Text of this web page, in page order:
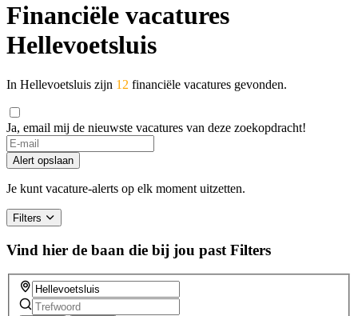
Financiële vacatures
Hellevoetsluis
In Hellevoetsluis zijn 12 financiële vacatures gevonden.
Ja, email mij de nieuwste vacatures van deze zoekopdracht!
If
you
are
a
ignore
this
field
Alert opslaan
Je kunt vacature-alerts op elk moment uitzetten.
Filters
Vind hier de baan die bij jou past Filters